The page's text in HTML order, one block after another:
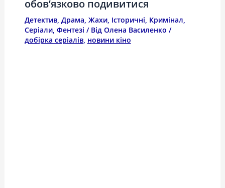
обов’язково подивитися
Детектив, Драма Жахи, Історичні Кримінал
Серіали, Фентезі / Від Олена Василенко /
добірка серіалів, новини кіно